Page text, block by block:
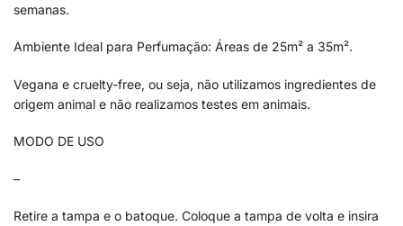
semanas.
Ambiente Ideal para Perfumação: Áreas de 25m² a 35m².
Vegana e cruelty-free, ou seja, não utilizamos ingredientes de
origem animal e não realizamos testes em animais.
MODO DE USO
–
Retire a tampa e o batoque. Coloque a tampa de volta e insira